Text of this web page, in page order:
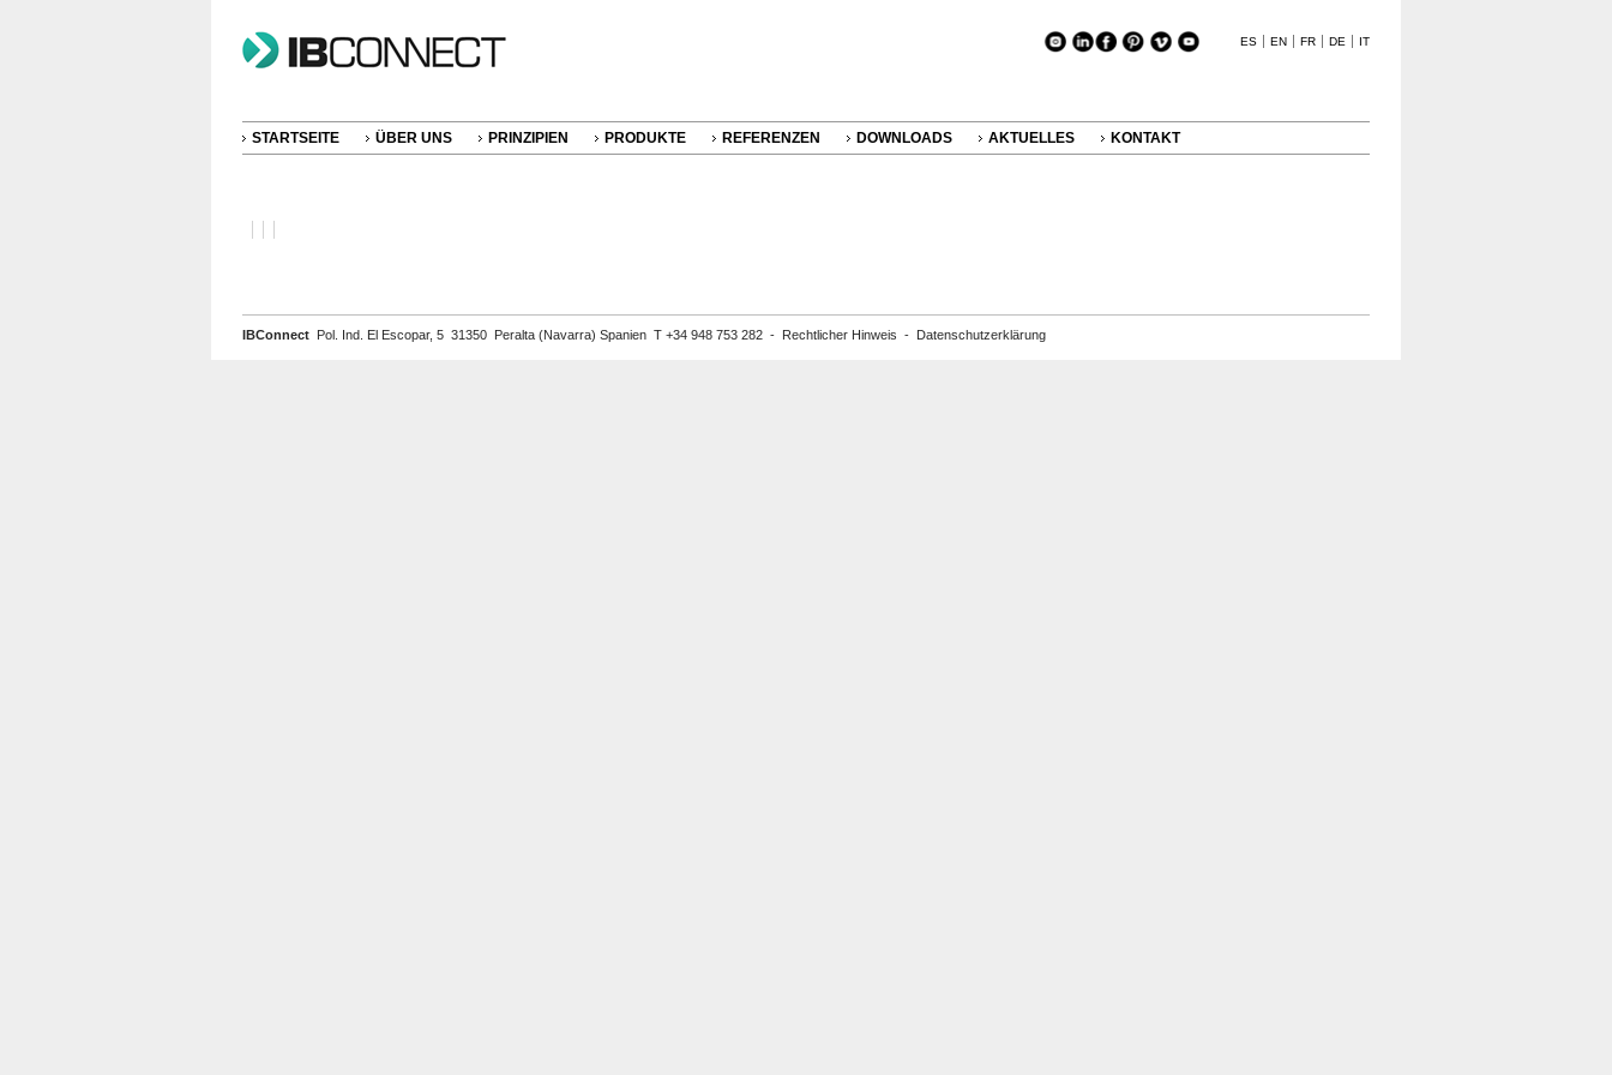
ES EN FR DE IT
STARTSEITE ÜBER UNS PRINZIPIEN PRODUKTE REFERENZEN DOWNLOADS AKTUELLES KONTAKT
IBConnect Pol. Ind. El Escopar, 5 31350 Peralta (Navarra) Spanien T +34 948 753 282 - Rechtlicher Hinweis - Datenschutzerklärung